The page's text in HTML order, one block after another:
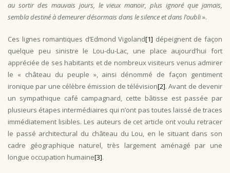
au sortir des mauvais jours, le vieux manoir, plus ignoré que jamais,
sembla destiné à demeurer désormais dans le silence et dans l’oubli».
Ces lignes romantiques d’Edmond Vigoland[1] dépeignent de façon
quelque peu sinistre le Lou-du-Lac, une place aujourd’hui fort
appréciée de ses habitants et de nombreux visiteurs venus admirer
le « château du peuple », ainsi dénommé de façon gentiment
ironique par une célèbre émission de télévision[2]. Avant de devenir
un sympathique café campagnard, cette bâtisse est passée par
plusieurs étapes intermédiaires qui n’ont pas toutes laissé de traces
immédiatement lisibles. Les auteurs de cet article ont voulu retracer
le passé architectural du château du Lou, en le situant dans son
cadre géographique naturel, très largement aménagé par une
longue occupation humaine[3].